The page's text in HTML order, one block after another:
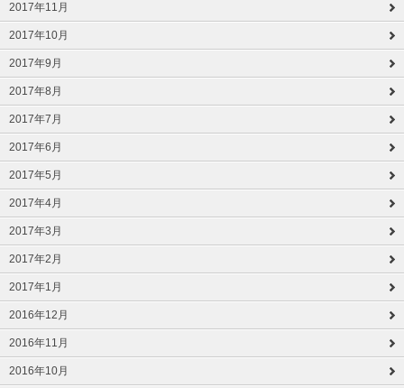
2017年11月
2017年10月
2017年9月
2017年8月
2017年7月
2017年6月
2017年5月
2017年4月
2017年3月
2017年2月
2017年1月
2016年12月
2016年11月
2016年10月